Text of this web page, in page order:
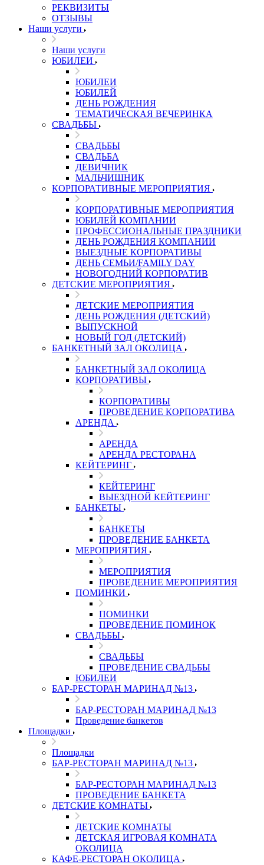
РЕКВИЗИТЫ
ОТЗЫВЫ
Наши услуги
Наши услуги
ЮБИЛЕИ
ЮБИЛЕИ
ЮБИЛЕЙ
ДЕНЬ РОЖДЕНИЯ
ТЕМАТИЧЕСКАЯ ВЕЧЕРИНКА
СВАДЬБЫ
СВАДЬБЫ
СВАДЬБА
ДЕВИЧНИК
МАЛЬЧИШНИК
КОРПОРАТИВНЫЕ МЕРОПРИЯТИЯ
КОРПОРАТИВНЫЕ МЕРОПРИЯТИЯ
ЮБИЛЕЙ КОМПАНИИ
ПРОФЕССИОНАЛЬНЫЕ ПРАЗДНИКИ
ДЕНЬ РОЖДЕНИЯ КОМПАНИИ
ВЫЕЗДНЫЕ КОРПОРАТИВЫ
ДЕНЬ СЕМЬИ/FAMILY DAY
НОВОГОДНИЙ КОРПОРАТИВ
ДЕТСКИЕ МЕРОПРИЯТИЯ
ДЕТСКИЕ МЕРОПРИЯТИЯ
ДЕНЬ РОЖДЕНИЯ (ДЕТСКИЙ)
ВЫПУСКНОЙ
НОВЫЙ ГОД (ДЕТСКИЙ)
БАНКЕТНЫЙ ЗАЛ ОКОЛИЦА
БАНКЕТНЫЙ ЗАЛ ОКОЛИЦА
КОРПОРАТИВЫ
КОРПОРАТИВЫ
ПРОВЕДЕНИЕ КОРПОРАТИВА
АРЕНДА
АРЕНДА
АРЕНДА РЕСТОРАНА
КЕЙТЕРИНГ
КЕЙТЕРИНГ
ВЫЕЗДНОЙ КЕЙТЕРИНГ
БАНКЕТЫ
БАНКЕТЫ
ПРОВЕДЕНИЕ БАНКЕТА
МЕРОПРИЯТИЯ
МЕРОПРИЯТИЯ
ПРОВЕДЕНИЕ МЕРОПРИЯТИЯ
ПОМИНКИ
ПОМИНКИ
ПРОВЕДЕНИЕ ПОМИНОК
СВАДЬБЫ
СВАДЬБЫ
ПРОВЕДЕНИЕ СВАДЬБЫ
ЮБИЛЕИ
БАР-РЕСТОРАН МАРИНАД №13
БАР-РЕСТОРАН МАРИНАД №13
Проведение банкетов
Площадки
Площадки
БАР-РЕСТОРАН МАРИНАД №13
БАР-РЕСТОРАН МАРИНАД №13
ПРОВЕДЕНИЕ БАНКЕТА
ДЕТСКИЕ КОМНАТЫ
ДЕТСКИЕ КОМНАТЫ
ДЕТСКАЯ ИГРОВАЯ КОМНАТА
ОКОЛИЦА
КАФЕ-РЕСТОРАН ОКОЛИЦА